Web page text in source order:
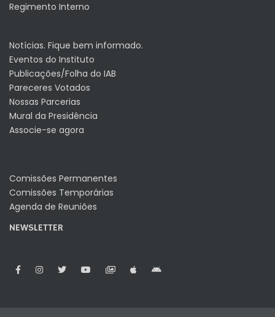
Regimento Interno
Notícias. Fique bem informado.
Eventos do Instituto
Publicações/Folha do IAB
Pareceres Votados
Nossas Parcerias
Mural da Presidência
Associe-se agora
Comissões Permanentes
Comissões Temporárias
Agenda de Reuniões
NEWSLETTER